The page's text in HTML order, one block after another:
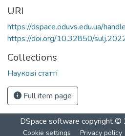
URI
https://dspace.oduvs.edu.ua/
https://doi.org/10.32850/
Collections
Наукові статті
Full item page
DSpace software copyright
Cookie settings Privacy policy